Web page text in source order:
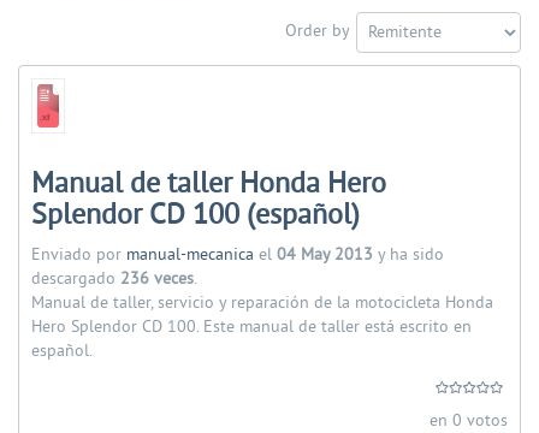
Order by
Manual de taller Honda Hero
Splendor CD 100 (español)
Enviado por manual-mecanica el 04 May 2013 y ha sido
descargado 236 veces.
Manual de taller, servicio y reparación de la motocicleta Honda
Hero Splendor CD 100. Este manual de taller está escrito en
español.
en 0 votos